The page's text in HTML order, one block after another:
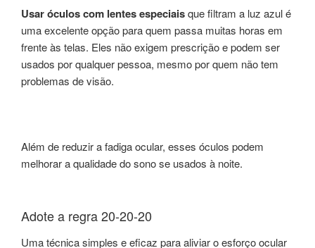
Usar óculos com lentes especiaisque filtram a luz azul é
uma excelente opção para quem passa muitas horas em
frente às telas. Eles não exigem prescrição e podem ser
usados por qualquer pessoa, mesmo por quem não tem
problemas de visão.
Além de reduzir a fadiga ocular, esses óculos podem
melhorar a qualidade do sono se usados à noite.
Adote a regra 20-20-20
Uma técnica simples e eficaz para aliviar o esforço ocular